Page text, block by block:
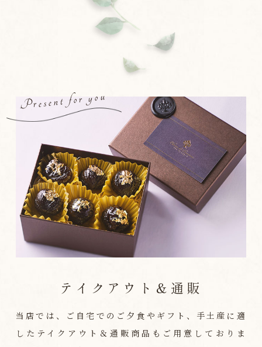
Present for you
テイクアウト＆通販
当店では、ご自宅でのご夕食やギフト、手土産に適
したテイクアウト＆通販商品もご用意しておりま